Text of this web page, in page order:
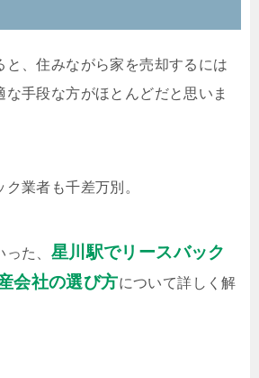
と、住みながら家を売却するには
な手段な方がほとんどだと思いま
業者も千差万別。
た、 星川駅でリースバック
会社の選び方について詳しく解